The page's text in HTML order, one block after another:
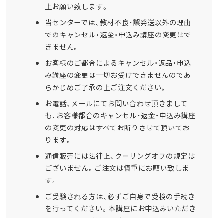
上お願い致します。
当センターでは、教材不良・誤発送以外の理由
でのキャンセル・返金・申込み講座の変更はで
きません。
お客様のご都合によるキャンセル・返品・申込
み講座の変更は一切お受けできませんのであ
らかじめご了承の上ご注文ください。
お電話、メールにてお問い合わせ頂きまして
も、お客様都合のキャンセル・返金・申込み講座
の変更の対応はすべてお断りさせて頂いてお
ります。
通信販売には法律上、クーリングオフの規定は
ございません。ご注文は慎重にお願い致しま
す。
ご受験される方は、必ずご自身で受検の手続き
を行ってください。本講座にお申込みいただき